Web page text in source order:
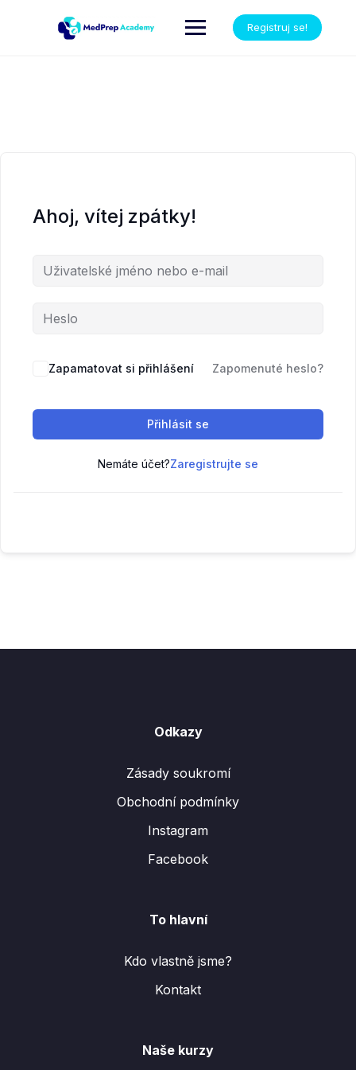
Registruj se!
Ahoj, vítej zpátky!
Zapamatovat si přihlášení Zapomenuté heslo?
Přihlásit se
Nemáte účet?Zaregistrujte se
Odkazy
Zásady soukromí
Obchodní podmínky
Instagram
Facebook
To hlavní
Kdo vlastně jsme?
Kontakt
Naše kurzy